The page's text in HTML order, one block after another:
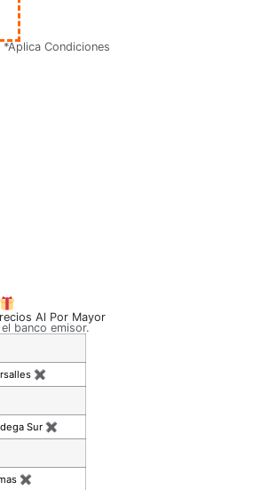
Condiciones
Al Por Mayor
banco emisor.
✖
Sur ✖
✖